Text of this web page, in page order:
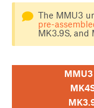
The MMU3
pre-
MK3.9S, and